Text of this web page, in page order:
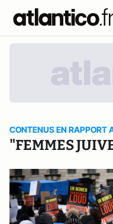
CONTENUS EN RAPPORT
"FEMMES